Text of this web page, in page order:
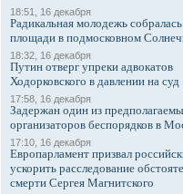
18:51, 16 декабря
Радикальная молодежь
площади в подмосковном
18:32, 16 декабря
Путин отверг упреки адвокатов
Ходорковского в давлении на суд
17:58, 16 декабря
Задержан один из
организаторов беспорядков в
17:10, 16 декабря
Европарламент призвал
ускорить расследование
смерти Сергея Магнитского